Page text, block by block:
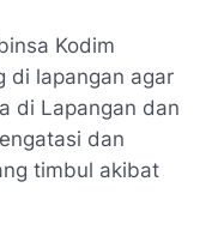
Kodim
di lapangan agar
di Lapangan dan
dan
timbul akibat